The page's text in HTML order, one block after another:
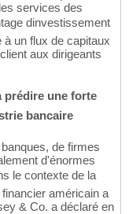
services des
dinvestissement
un flux de capitaux
aux dirigeants
prédire une forte
bancaire
de firmes
d'énormes
le contexte de la
américain a
& Co. a déclaré en